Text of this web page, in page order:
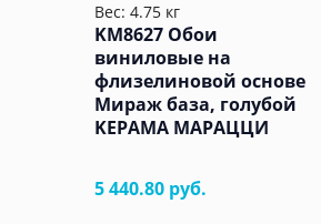
Вес: 4.75 кг
KM8627 Обои
виниловые на
флизелиновой основе
Мираж база, голубой
KЕРАМА МАРАЦЦИ
5 440.80 руб.